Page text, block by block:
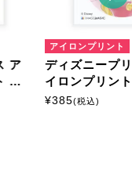
ア
ミ
アイロンプリント
ディズニープ
イロンプリン
ニサイズ
¥385(税込)